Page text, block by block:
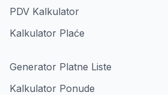
PDV Kalkulator
Kalkulator Plaće
Generator Platne Liste
Kalkulator Ponude